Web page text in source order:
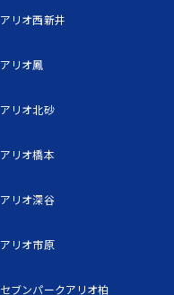
アリオ西新井
アリオ鳳
アリオ北砂
アリオ橋本
アリオ深谷
アリオ市原
セブンパークアリオ柏